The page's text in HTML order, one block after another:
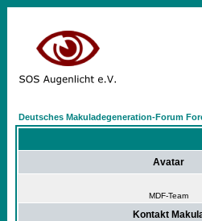
Deutsches Makuladegeneration-Forum
Avatar
MDF-Team
Kontakt